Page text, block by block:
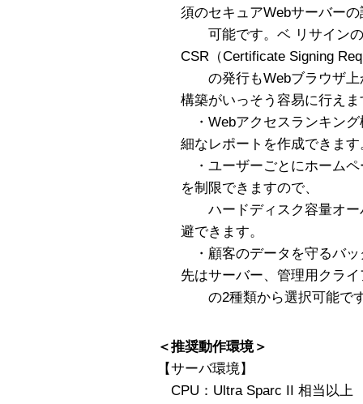
須のセキュアWebサーバー
可能です。ベ リサインの
CSR（Certificate Signing
の発行もWebブラウザ上
構築がいっそう容易に行えま
・Webアクセスランキング
細なレポートを作成できます
・ユーザーごとにホームペ
を制限できますので、
ハードディスク容量オー
避できます。
・顧客のデータを守るバッ
先はサーバー、管理用クラ
の2種類から選択可能で
＜推奨動作環境＞
【サーバ環境】
CPU：Ultra Sparc II 相当以上